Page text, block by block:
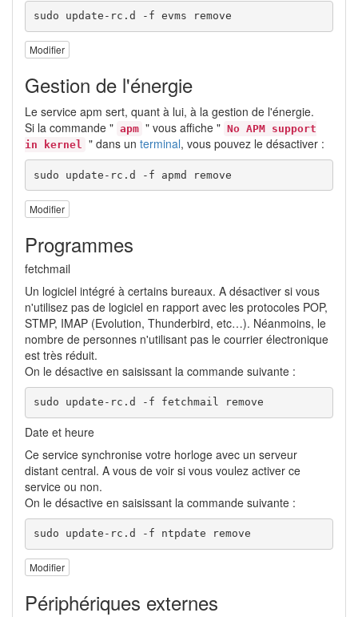
sudo update-rc.d -f evms remove
Modifier
Gestion de l'énergie
Le service apm sert, quant à lui, à la gestion de l'énergie.
Si la commande " apm " vous affiche " No APM support
in kernel " dans un terminal, vous pouvez le désactiver :
sudo update-rc.d -f apmd remove
Modifier
Programmes
fetchmail
Un logiciel intégré à certains bureaux. A désactiver si vous
n'utilisez pas de logiciel en rapport avec les protocoles POP,
STMP, IMAP (Evolution, Thunderbird, etc…). Néanmoins, le
nombre de personnes n'utilisant pas le courrier électronique
est très réduit.
On le désactive en saisissant la commande suivante :
sudo update-rc.d -f fetchmail remove
Date et heure
Ce service synchronise votre horloge avec un serveur
distant central. A vous de voir si vous voulez activer ce
service ou non.
On le désactive en saisissant la commande suivante :
sudo update-rc.d -f ntpdate remove
Modifier
Périphériques externes